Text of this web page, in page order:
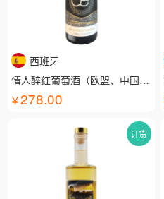
西班牙
情人醉红葡萄酒（欧盟、中国有机认证）
278.00
订货